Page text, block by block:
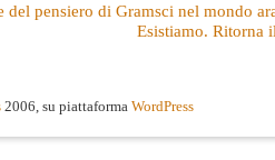
del pensiero di Gramsci nel mondo
Esistiamo. Ritorna
2006, su piattaforma WordPress